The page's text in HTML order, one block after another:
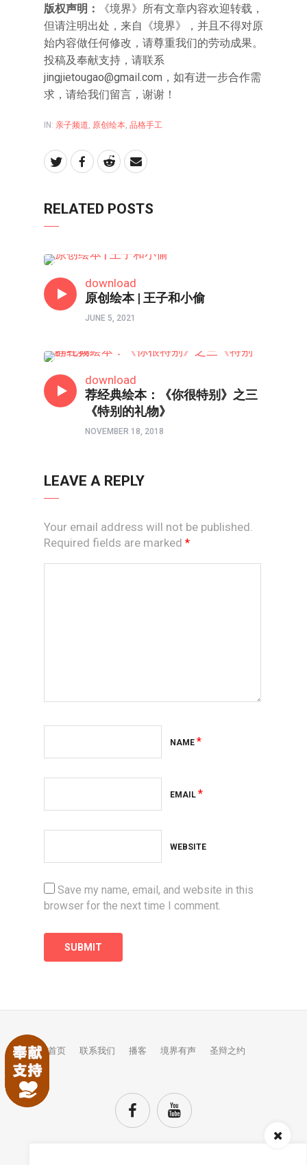
版权声明：
《境界》所有文章内容欢迎转载，
但请注明出处，来自《境界》，并且不得对原
始内容做任何修改，请尊重我们的劳动成果。
投稿及奉献支持，请联系
jingjietougao@gmail.com ，如有进一步合作需
求，请给我们留言，谢谢！
IN: 亲子频道, 原创绘本, 品格手工
RELATED POSTS
download
原创绘本 | 王子和小偷
JUNE 5, 2021
download
荐经典绘本：《你很特别》之三
《特别的礼物》
NOVEMBER 18, 2018
LEAVE A REPLY
Your email address will not be published.
Required fields are marked *
NAME *
EMAIL *
WEBSITE
Save my name, email, and website in this
browser for the next time I comment.
首页 联系我们 播客 境界有声 圣辩之约